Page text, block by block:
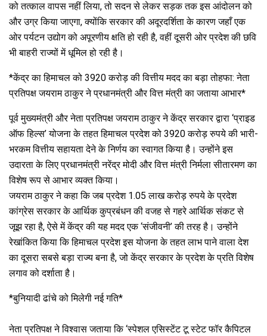
को तत्काल वापस नहीं लिया, तो सदन से लेकर सड़क तक इस आंदोलन को
और उग्र किया जाएगा, क्योंकि सरकार की अदूरदर्शिता के कारण जहाँ एक
ओर पर्यटन उद्योग को अपूरणीय क्षति हो रही है, वहीं दूसरी ओर प्रदेश की छवि
भी बाहरी राज्यों में धूमिल हो रही है।
*केंद्र का हिमाचल को 3920 करोड़ की वित्तीय मदद का बड़ा तोहफा: नेता
प्रतिपक्ष जयराम ठाकुर ने प्रधानमंत्री और वित्त मंत्री का जताया आभार*
पूर्व मुख्यमंत्री और नेता प्रतिपक्ष जयराम ठाकुर ने केंद्र सरकार द्वारा ‘प्राइड
ऑफ हिल्स’ योजना के तहत हिमाचल प्रदेश को 3920 करोड़ रुपये की भारी-
भरकम वित्तीय सहायता देने के निर्णय का स्वागत किया है। उन्होंने इस
उदारता के लिए प्रधानमंत्री नरेंद्र मोदी और वित्त मंत्री निर्मला सीतारमण का
विशेष रूप से आभार व्यक्त किया।
​जयराम ठाकुर ने कहा कि जब प्रदेश 1.05 लाख करोड़ रुपये के प्रदेश
कांग्रेस सरकार के आर्थिक कुप्रबंधन की वजह से गहरे आर्थिक संकट से
जूझ रहा है, ऐसे में केंद्र की यह मदद एक ‘संजीवनी’ की तरह है। उन्होंने
रेखांकित किया कि हिमाचल प्रदेश इस योजना के तहत लाभ पाने वाला देश
का दूसरा सबसे बड़ा राज्य बना है, जो केंद्र सरकार के प्रदेश के प्रति विशेष
लगाव को दर्शाता है।
*​बुनियादी ढांचे को मिलेगी नई गति*
नेता प्रतिपक्ष ने विश्वास जताया कि ‘स्पेशल एसिस्टेंट टू स्टेट फॉर कैपिटल